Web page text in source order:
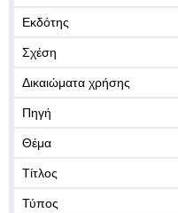
Εκδότης
Σχέση
Δικαιώματα χρήσης
Πηγή
Θέμα
Τίτλος
Τύπος